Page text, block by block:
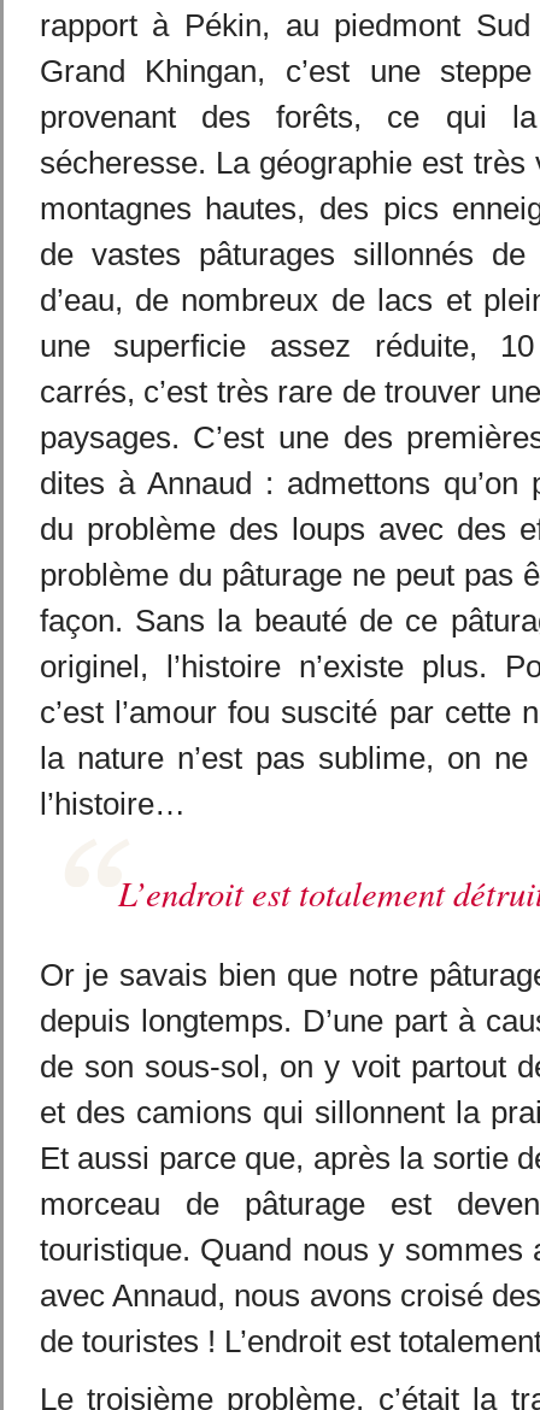
rapport à Pékin, au piedmont
Grand Khingan, c’est une
provenant des forêts, ce qui
sécheresse. La géographie est
montagnes hautes, des pics
de vastes pâturages sillonnés de
d’eau, de nombreux de lacs et
une superficie assez réduite,
carrés, c’est très rare de trouver
paysages. C’est une des
dites à Annaud : admettons qu’on
du problème des loups avec des
problème du pâturage ne peut pas
façon. Sans la beauté de ce
originel, l’histoire n’existe plus.
c’est l’amour fou suscité par cette
la nature n’est pas sublime, on
l’histoire…
L’endroit est totalement
Or je savais bien que notre
depuis longtemps. D’une part à
de son sous-sol, on y voit partout
et des camions qui sillonnent la
Et aussi parce que, après la sortie
morceau de pâturage est
touristique. Quand nous y sommes
avec Annaud, nous avons croisé
de touristes ! L’endroit est
Le troisième problème, c’était la